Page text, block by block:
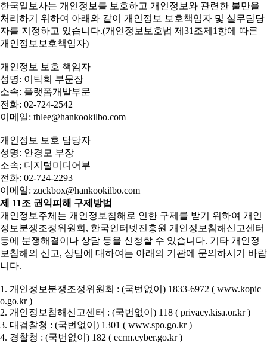
한국일보사는 개인정보를 보호하고 개인정보와 관련한 불만을
처리하기 위하여 아래와 같이 개인정보 보호책임자 및 실무담당
자를 지정하고 있습니다.(개인정보보호법 제31조제1항에 따른
개인정보보호책임자)
개인정보 보호 책임자
성명: 이탁희 부문장
소속: 플랫폼개발부문
전화: 02-724-2542
이메일: thlee@hankookilbo.com
개인정보 보호 담당자
성명: 안경모 부장
소속: 디지털미디어부
전화: 02-724-2293
이메일: zuckbox@hankookilbo.com
제 11조 권익피해 구제방법
개인정보주체는 개인정보침해로 인한 구제를 받기 위하여 개인
정보분쟁조정위원회, 한국인터넷진흥원 개인정보침해신고센터
등에 분쟁해결이나 상담 등을 신청할 수 있습니다. 기타 개인정
보침해의 신고, 상담에 대하여는 아래의 기관에 문의하시기 바랍
니다.
1. 개인정보분쟁조정위원회 : (국번없이) 1833-6972 ( www.kopic
o.go.kr )
2. 개인정보침해신고센터 : (국번없이) 118 ( privacy.kisa.or.kr )
3. 대검찰청 : (국번없이) 1301 ( www.spo.go.kr )
4. 경찰청 : (국번없이) 182 ( ecrm.cyber.go.kr )